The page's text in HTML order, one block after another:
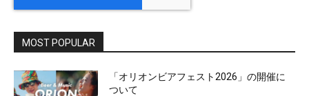
MOST POPULAR
「オリオンビアフェスト2026」の開催に
ついて